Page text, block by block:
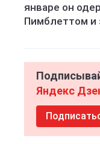
январе он
Пимблеттом и
Яндекс